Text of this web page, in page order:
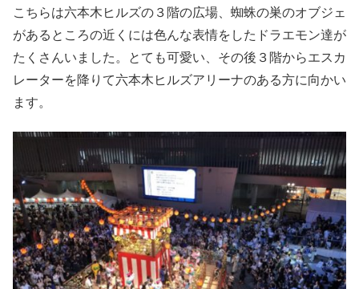
こちらは六本木ヒルズの３階の広場、蜘蛛の巣のオブジェ
があるところの近くには色んな表情をしたドラエモン達が
たくさんいました。とても可愛い、その後３階からエスカ
レーターを降りて六本木ヒルズアリーナのある方に向かい
ます。